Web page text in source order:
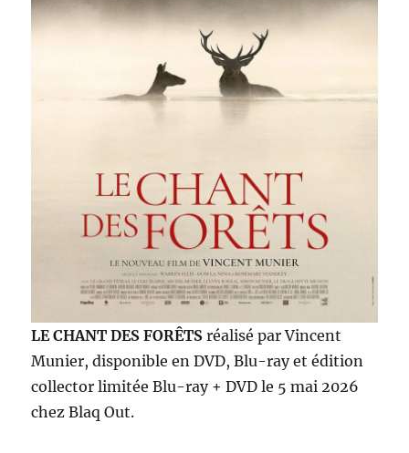
LE CHANT DES FORÊTSréalisé par Vincent
Munier, disponible en DVD, Blu-ray et édition
collector limitée Blu-ray + DVD le 5 mai 2026
chez Blaq Out.